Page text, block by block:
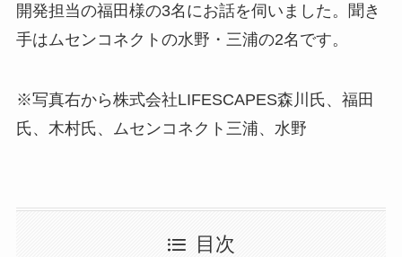
開発担当の福田様の3名にお話を伺いました。聞き
手はムセンコネクトの水野・三浦の2名です。
※写真右から株式会社LIFESCAPES森川氏、福田
氏、木村氏、ムセンコネクト三浦、水野
目次